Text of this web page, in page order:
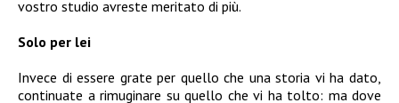
vostro studio avreste meritato di più.
Solo per lei
Invece di essere grate per quello che una storia vi ha dato,
continuate a rimuginare su quello che vi ha tolto: ma dove